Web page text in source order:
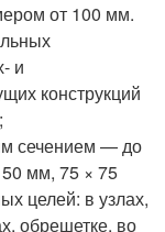
от 100 мм.
и
конструкций
сечением — до
мм, 75 × 75
целей: в узлах,
обрешетке, во